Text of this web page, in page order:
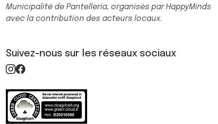
Municipalité de Pantelleria, organisés par HappyMinds
avec la contribution des acteurs locaux.
Suivez-nous sur les réseaux sociaux